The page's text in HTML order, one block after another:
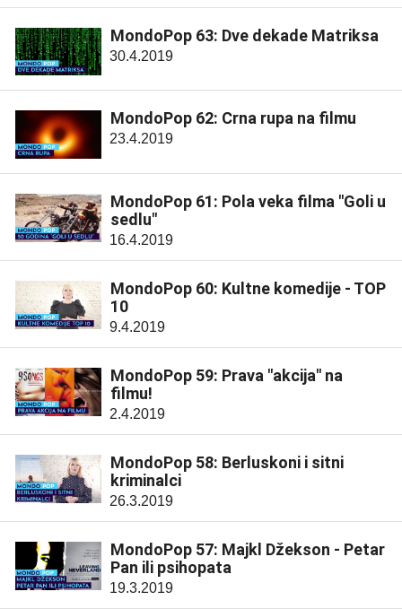
MondoPop 63: Dve dekade Matriksa
30.4.2019
MondoPop 62: Crna rupa na filmu
23.4.2019
MondoPop 61: Pola veka filma "Goli u
sedlu"
16.4.2019
MondoPop 60: Kultne komedije - TOP
10
9.4.2019
MondoPop 59: Prava "akcija" na
filmu!
2.4.2019
MondoPop 58: Berluskoni i sitni
kriminalci
26.3.2019
MondoPop 57: Majkl Džekson - Petar
Pan ili psihopata
19.3.2019